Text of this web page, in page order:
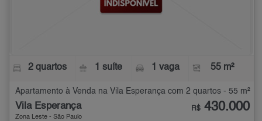
2 quartos 1 suíte 1 vaga 55 m²
Apartamento à Venda na Vila Esperança com 2 quartos - 55 m²
Vila Esperança
Zona Leste - São Paulo
R$ 430.000